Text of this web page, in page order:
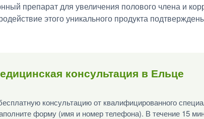
препарат для увеличения полового члена и
этого уникального продукта
консультация в Ельце
консультацию от квалифицированного
форму (имя и номер телефона). В течение 15